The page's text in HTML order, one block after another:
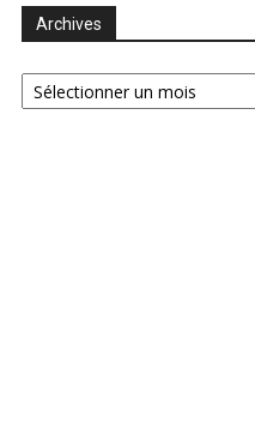
Archives
Archives